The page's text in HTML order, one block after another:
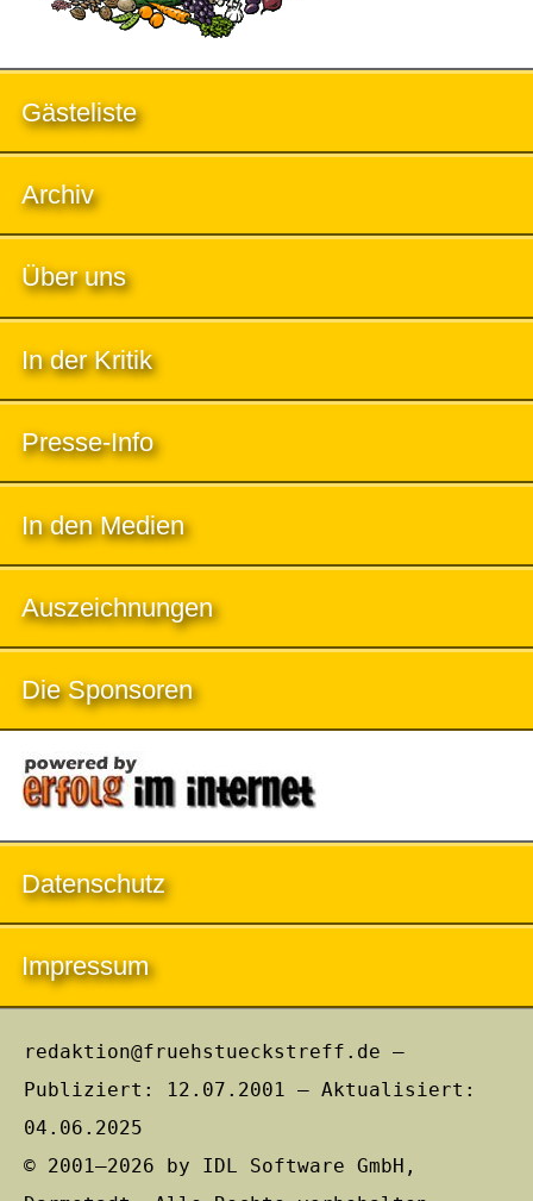
Gästeliste
Archiv
Über uns
In der Kritik
Presse-Info
In den Medien
Auszeichnungen
Die Sponsoren
Datenschutz
Impressum
redaktion@fruehstueckstreff.de –
Publiziert: 12.07.2001 – Aktualisiert:
04.06.2025
© 2001–2026 by IDL Software GmbH,